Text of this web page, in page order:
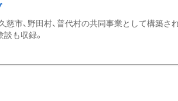
市、野田村、普代村の共同事業として構築さ
談も収録。